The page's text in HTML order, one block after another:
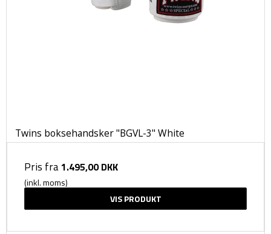
Twins boksehandsker "BGVL-3" White
Pris fra1.495,00 DKK
(inkl. moms)
VIS PRODUKT